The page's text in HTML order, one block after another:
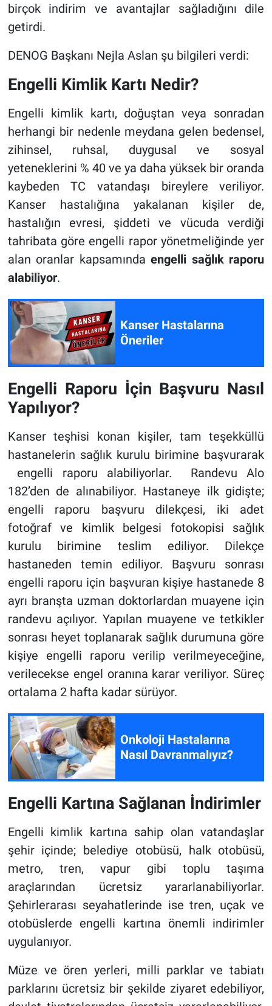
birçok indirim ve avantajlar sağladığını dile
getirdi.
DENOG Başkanı Nejla Aslan şu bilgileri verdi:
Engelli Kimlik Kartı Nedir?
Engelli kimlik kartı, doğuştan veya sonradan
herhangi bir nedenle meydana gelen bedensel,
zihinsel, ruhsal, duygusal ve sosyal
yeteneklerini % 40 ve ya daha yüksek bir oranda
kaybeden TC vatandaşı bireylere veriliyor.
Kanser hastalığına yakalanan kişiler de,
hastalığın evresi, şiddeti ve vücuda verdiği
tahribata göre engelli rapor yönetmeliğinde yer
alan oranlar kapsamındaengelli sağlık raporu
alabiliyor.
Kanser Hastalarına
Öneriler
Engelli Raporu İçin Başvuru Nasıl
Yapılıyor?
Kanser teşhisi konan kişiler, tam teşekküllü
hastanelerin sağlık kurulu birimine başvurarak
engelli raporu alabiliyorlar. Randevu Alo
182’den de alınabiliyor. Hastaneye ilk gidişte;
engelli raporu başvuru dilekçesi, iki adet
fotoğraf ve kimlik belgesi fotokopisi sağlık
kurulu birimine teslim ediliyor. Dilekçe
hastaneden temin ediliyor. Başvuru sonrası
engelli raporu için başvuran kişiye hastanede 8
ayrı branşta uzman doktorlardan muayene için
randevu açılıyor. Yapılan muayene ve tetkikler
sonrası heyet toplanarak sağlık durumuna göre
kişiye engelli raporu verilip verilmeyeceğine,
verilecekse engel oranına karar veriliyor. Süreç
ortalama 2 hafta kadar sürüyor.
Onkoloji Hastalarına
Nasıl Davranmalıyız?
Engelli Kartına Sağlanan İndirimler
Engelli kimlik kartına sahip olan vatandaşlar
şehir içinde; belediye otobüsü, halk otobüsü,
metro, tren, vapur gibi toplu taşıma
araçlarından ücretsiz yararlanabiliyorlar.
Şehirlerarası seyahatlerinde ise tren, uçak ve
otobüslerde engelli kartına önemli indirimler
uygulanıyor.
Müze ve ören yerleri, milli parklar ve tabiatı
parklarını ücretsiz bir şekilde ziyaret edebiliyor,